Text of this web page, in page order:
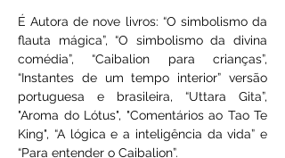
É Autora de nove livros: “O simbolismo da
flauta mágica”, “O simbolismo da divina
comédia”, “Caibalion para crianças”,
“Instantes de um tempo interior” versão
portuguesa e brasileira, “Uttara Gita”,
"Aroma do Lótus", "Comentários ao Tao Te
King", “A lógica e a inteligência da vida” e
“Para entender o Caibalion”.